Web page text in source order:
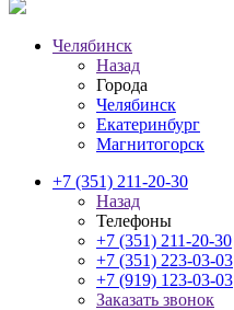
Челябинск
Назад
Города
Челябинск
Екатеринбург
Магнитогорск
+7 (351) 211-20-30
Назад
Телефоны
+7 (351) 211-20-30
+7 (351) 223-03-03
+7 (919) 123-03-03
Заказать звонок